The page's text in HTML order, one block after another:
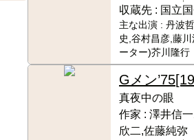
収蔵先 : 国立
主な出演 : 丹波
史,谷村昌彦,藤
ーター)芥川隆行
Gメン’75
真夜中の眼
作家 : 澤井信
欣二,佐藤純弥